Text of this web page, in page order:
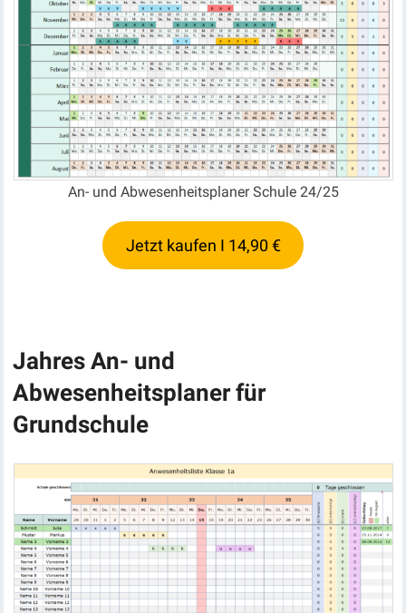
An- und Abwesenheitsplaner Schule 24/25
Jetzt kaufen I 14,90 €
Jahres An- und
Abwesenheitsplaner für
Grundschule